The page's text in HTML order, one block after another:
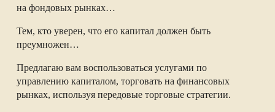
на фондовых рынках…
Тем, кто уверен, что его капитал должен быть
преумножен…
Предлагаю вам воспользоваться услугами по
управлению капиталом, торговать на финансовых
рынках, используя передовые торговые стратегии.